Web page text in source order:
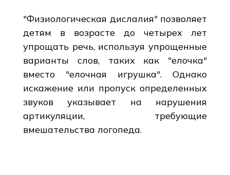
"Физиологическая дислалия" позволяет
детям в возрасте до четырех лет
упрощать речь, используя упрощенные
варианты слов, таких как "елочка"
вместо "елочная игрушка". Однако
искажение или пропуск определенных
звуков указывает на нарушения
артикуляции, требующие
вмешательства логопеда.